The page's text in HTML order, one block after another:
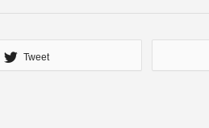
Tweet